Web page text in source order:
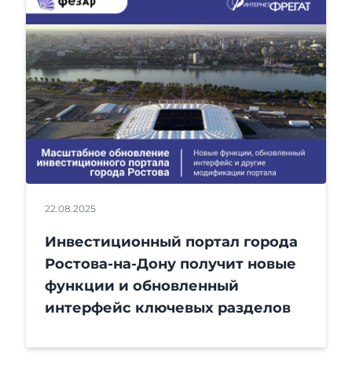
22.08.2025
Инвестиционный портал города
Ростова-на-Дону получит новые
функции и обновленный
интерфейс ключевых разделов